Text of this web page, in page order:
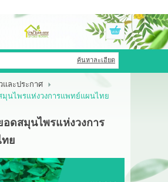
สมัครสมาชิก
ใจ( 0 )
ค้นหาละเอียด
และประกาศ
นไพรแห่งวงการแพทย์แผนไทย
ดสมุนไพรแห่งวงการ
ย